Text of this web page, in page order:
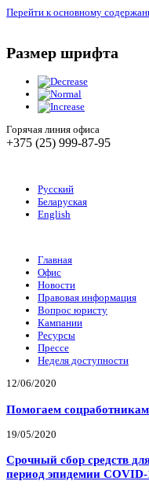
Перейти к основному
Размер шрифта
Горячая линия офиса
+375 (25) 999-87-95
Русский
Беларуская
English
Главная
Офис
Новости
Правовая информация
Вопрос юристу
Кампании
Ресурсы
Прессе
Неделя доступности
12/06/2020
Помогаем
19/05/2020
Срочный сбор средств
период эпидемии COVID-